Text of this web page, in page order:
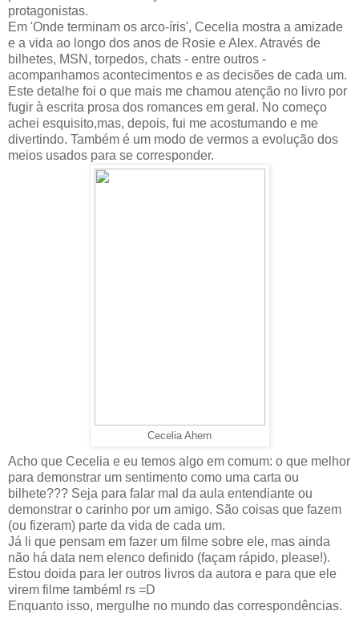
protagonistas.
Em 'Onde terminam os arco-íris', Cecelia mostra a amizade
e a vida ao longo dos anos de Rosie e Alex. Através de
bilhetes, MSN, torpedos, chats - entre outros -
acompanhamos acontecimentos e as decisões de cada um.
Este detalhe foi o que mais me chamou atenção no livro por
fugir à escrita prosa dos romances em geral. No começo
achei esquisito,mas, depois, fui me acostumando e me
divertindo. Também é um modo de vermos a evolução dos
meios usados para se corresponder.
Cecelia Ahern
Acho que Cecelia e eu temos algo em comum: o que melhor
para demonstrar um sentimento como uma carta ou
bilhete??? Seja para falar mal da aula entendiante ou
demonstrar o carinho por um amigo. São coisas que fazem
(ou fizeram) parte da vida de cada um.
Já li que pensam em fazer um filme sobre ele, mas ainda
não há data nem elenco definido (façam rápido, please!).
Estou doida para ler outros livros da autora e para que ele
virem filme também! rs =D
Enquanto isso, mergulhe no mundo das correspondências.